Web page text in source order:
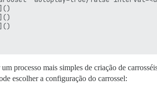
processo mais simples de criação de
escolher a configuração do carrossel: